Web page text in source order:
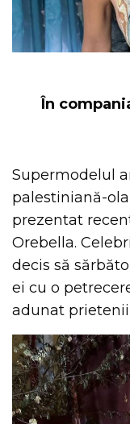
În
Supermodelul
palestiniană-
prezentat
Orebella.
decis să
ei cu o
adunat